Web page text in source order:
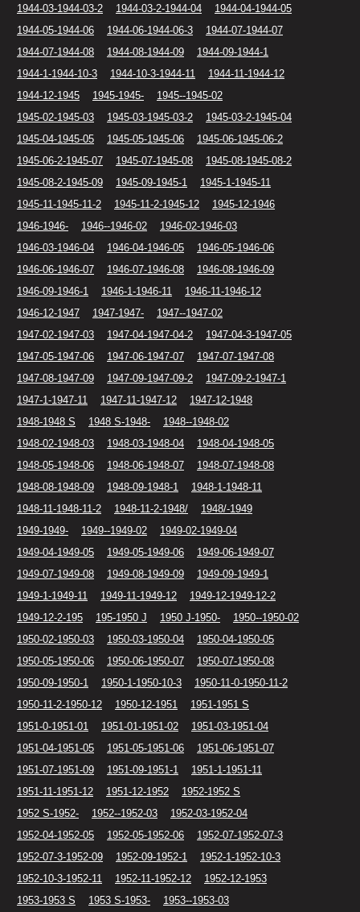
1944-03-1944-03-2
1944-03-2-1944-04
1944-04-1944-05
1944-05-1944-06
1944-06-1944-06-3
1944-07-1944-07
1944-07-1944-08
1944-08-1944-09
1944-09-1944-1
1944-1-1944-10-3
1944-10-3-1944-11
1944-11-1944-12
1944-12-1945
1945-1945-
1945--1945-02
1945-02-1945-03
1945-03-1945-03-2
1945-03-2-1945-04
1945-04-1945-05
1945-05-1945-06
1945-06-1945-06-2
1945-06-2-1945-07
1945-07-1945-08
1945-08-1945-08-2
1945-08-2-1945-09
1945-09-1945-1
1945-1-1945-11
1945-11-1945-11-2
1945-11-2-1945-12
1945-12-1946
1946-1946-
1946--1946-02
1946-02-1946-03
1946-03-1946-04
1946-04-1946-05
1946-05-1946-06
1946-06-1946-07
1946-07-1946-08
1946-08-1946-09
1946-09-1946-1
1946-1-1946-11
1946-11-1946-12
1946-12-1947
1947-1947-
1947--1947-02
1947-02-1947-03
1947-04-1947-04-2
1947-04-3-1947-05
1947-05-1947-06
1947-06-1947-07
1947-07-1947-08
1947-08-1947-09
1947-09-1947-09-2
1947-09-2-1947-1
1947-1-1947-11
1947-11-1947-12
1947-12-1948
1948-1948 S
1948 S-1948-
1948--1948-02
1948-02-1948-03
1948-03-1948-04
1948-04-1948-05
1948-05-1948-06
1948-06-1948-07
1948-07-1948-08
1948-08-1948-09
1948-09-1948-1
1948-1-1948-11
1948-11-1948-11-2
1948-11-2-1948/
1948/-1949
1949-1949-
1949--1949-02
1949-02-1949-04
1949-04-1949-05
1949-05-1949-06
1949-06-1949-07
1949-07-1949-08
1949-08-1949-09
1949-09-1949-1
1949-1-1949-11
1949-11-1949-12
1949-12-1949-12-2
1949-12-2-195
195-1950 J 1950 J-1950-
1950--1950-02
1950-02-1950-03
1950-03-1950-04
1950-04-1950-05
1950-05-1950-06
1950-06-1950-07
1950-07-1950-08
1950-09-1950-1
1950-1-1950-10-3
1950-11-0-1950-11-2
1950-11-2-1950-12
1950-12-1951
1951-1951 S
1951-0-1951-01
1951-01-1951-02
1951-03-1951-04
1951-04-1951-05
1951-05-1951-06
1951-06-1951-07
1951-07-1951-09
1951-09-1951-1
1951-1-1951-11
1951-11-1951-12
1951-12-1952
1952-1952 S
1952 S-1952-
1952--1952-03
1952-03-1952-04
1952-04-1952-05
1952-05-1952-06
1952-07-1952-07-3
1952-07-3-1952-09
1952-09-1952-1
1952-1-1952-10-3
1952-10-3-1952-11
1952-11-1952-12
1952-12-1953
1953-1953 S
1953 S-1953- 1953--1953-03